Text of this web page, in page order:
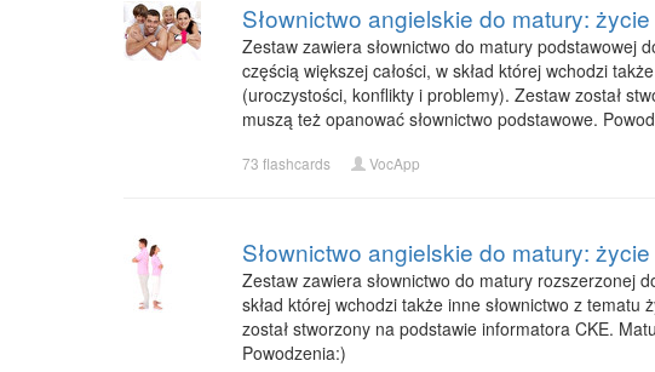
Słownictwo angielskie do matury:
Zestaw zawiera słownictwo do matury podstawowej
częścią większej całości, w skład której wchodzi
(uroczystości, konflikty i problemy). Zestaw został
muszą też opanować słownictwo podstawowe.
73 flashcards VocApp
Słownictwo angielskie do matury:
Zestaw zawiera słownictwo do matury rozszerzonej
skład której wchodzi także inne słownictwo z
został stworzony na podstawie informatora CKE.
Powodzenia:)